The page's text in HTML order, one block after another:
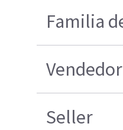
Familia
Vendedor
Seller